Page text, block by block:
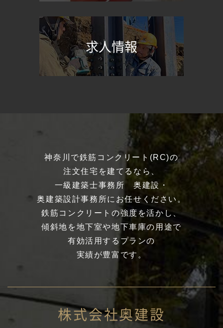
求人情報
神奈川で鉄筋コンクリート(RC)の
注文住宅を建てるなら、
一級建築士事務所 奥建設・
奥建築設計事務所にお任せください。
鉄筋コンクリートの強度を活かし、
傾斜地を地下室や地下車庫の用途で
有効活用するプランの
実績が豊富です。
株式会社奥建設